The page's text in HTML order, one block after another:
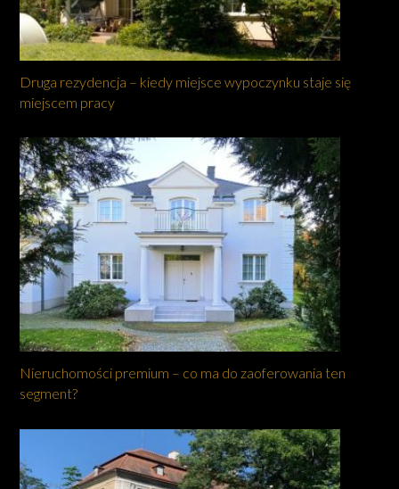
Druga rezydencja – kiedy miejsce wypoczynku staje się
miejscem pracy
Nieruchomości premium – co ma do zaoferowania ten
segment?